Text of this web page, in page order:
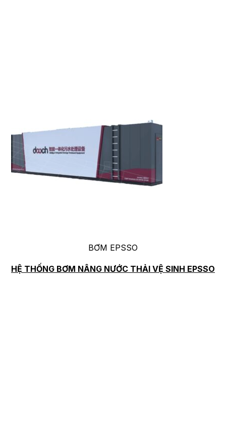
BƠM EPSSO
HỆ THỐNG BƠM NÂNG NƯỚC THẢI VỆ SINH EPSSO